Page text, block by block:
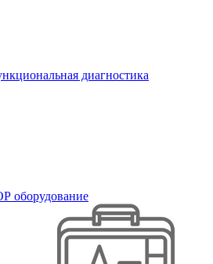
диагностика
оборудование